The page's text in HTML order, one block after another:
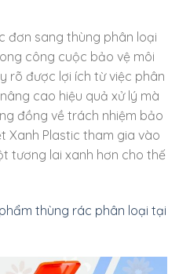
đơn sang thùng phân loại
công cuộc bảo vệ môi
rõ được lợi ích từ việc phân
cao hiệu quả xử lý mà
đồng về trách nhiệm bảo
Xanh Plastic tham gia vào
tương lai xanh hơn cho thế
thùng rác phân loại tại